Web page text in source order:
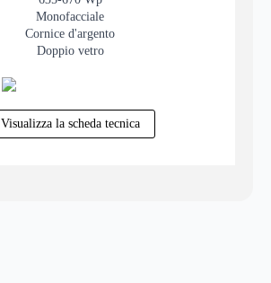
Monofacciale
Cornice d'argento
Doppio vetro
Visualizza la scheda tecnica